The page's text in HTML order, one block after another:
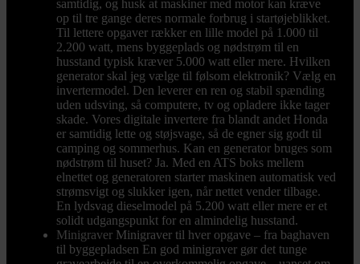
samtidig, og husk at maskiner med motor kan kræve
op til tre gange deres normale forbrug i startøjeblikket.
Til lettere opgaver rækker en lille model på 1.000 til
2.200 watt, mens byggeplads og nødstrøm til en
husstand typisk kræver 5.000 watt eller mere. Hvilken
generator skal jeg vælge til følsom elektronik? Vælg en
invertermodel. Den leverer en ren og stabil spænding
uden udsving, så computere, tv og opladere ikke tager
skade. Vores digitale invertere fra blandt andet Honda
er samtidig lette og støjsvage, så de egner sig godt til
camping og sommerhus. Kan en generator bruges som
nødstrøm til huset? Ja. Med en ATS boks mellem
elnettet og generatoren starter maskinen automatisk ved
strømsvigt og slukker igen, når nettet vender tilbage.
En lydsvag dieselmodel på 5.200 watt eller mere er et
solidt udgangspunkt for en almindelig husstand.
Minigraver Minigraver til hver opgave – fra baghaven
til byggepladsen En god minigraver gør det tunge